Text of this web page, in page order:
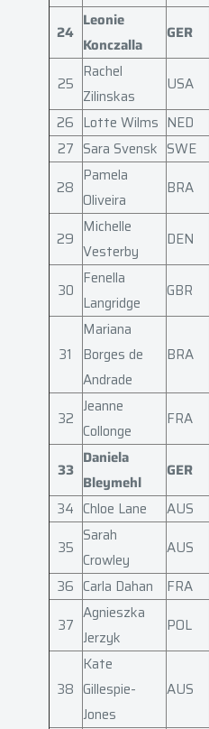
24
Leonie
Konczalla
GER
25
Rachel
Zilinskas
USA
26 Lotte Wilms NED
27 Sara Svensk SWE
28
Pamela
Oliveira
BRA
29
Michelle
Vesterby
DEN
30
Fenella
Langridge
GBR
31
Mariana
Borges de
Andrade
BRA
32
Jeanne
Collonge
FRA
33
Daniela
Bleymehl
GER
34 Chloe Lane AUS
35
Sarah
Crowley
AUS
36 Carla Dahan FRA
37
Agnieszka
Jerzyk
POL
38
Kate
Gillespie-
Jones
AUS